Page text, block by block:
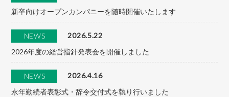
新卒向けオープンカンパニーを随時開催いたします
NEWS
2026.5.22
2026年度の経営指針発表会を開催しました
NEWS
2026.4.16
永年勤続者表彰式・辞令交付式を執り行いました